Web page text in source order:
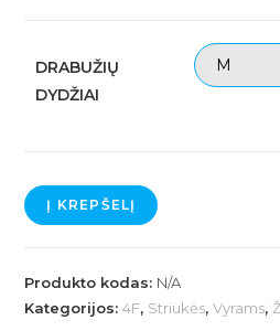
DRABUŽIŲ
DYDŽIAI
produkto
kiekis:
SLIDINĖJIMO
STRIUKĖ
Į KREPŠELĮ
Produkto kodas: N/A
Kategorijos:4F, Striukės,Vyrams,